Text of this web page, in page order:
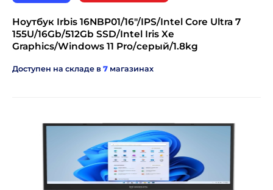
Ноутбук Irbis 16NBP01/16"/IPS/Intel Core Ultra 7
155U/16Gb/512Gb SSD/Intel Iris Xe
Graphics/Windows 11 Pro/серый/1.8kg
Доступен на складе в 7 магазинах